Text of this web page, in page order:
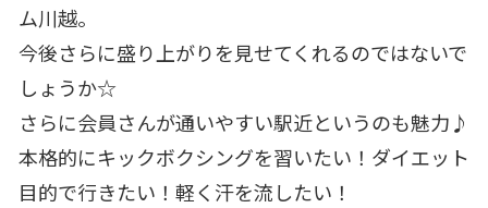
ム川越。
今後さらに盛り上がりを見せてくれるのではないで
しょうか☆
さらに会員さんが通いやすい駅近というのも魅力♪
本格的にキックボクシングを習いたい！ダイエット
目的で行きたい！軽く汗を流したい！